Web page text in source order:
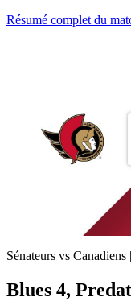
Résumé complet du
Sénateurs vs
Blues 4,